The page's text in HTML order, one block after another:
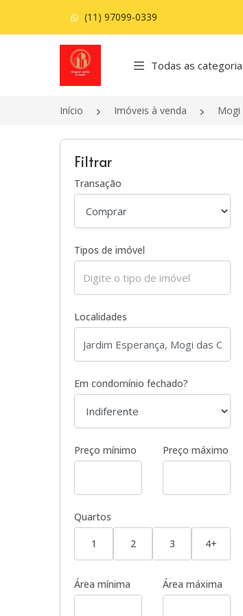
(11) 97099-0339
Página inicial
Todas as
Início Imóveis à venda Mogi
Filtrar
Transação
Tipos de imóvel
Localidades
Em condomínio fechado?
Preço mínimo Preço máximo
Quartos
1 2 3 4+
Área mínima Área máxima